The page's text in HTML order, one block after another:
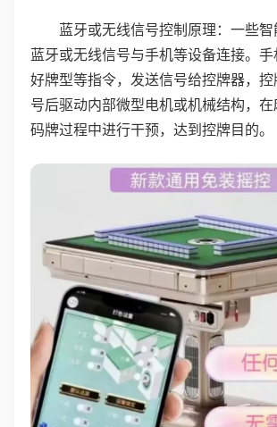
蓝牙或无线信号控制原理：一些
蓝牙或无线信号与手机等设备连接。
好牌型等指令，发送信号给控牌器，
号后驱动内部微型电机或机械结构，在
码牌过程中进行干预，达到控牌目的。